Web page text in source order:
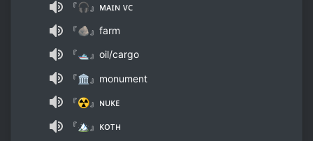
『🎧』ᴍᴀɪɴ ᴠᴄ
『🪨』farm
『🛥』oil/cargo
『🏛』monument
『☢』ɴᴜᴋᴇ
『🏔』ᴋᴏᴛʜ